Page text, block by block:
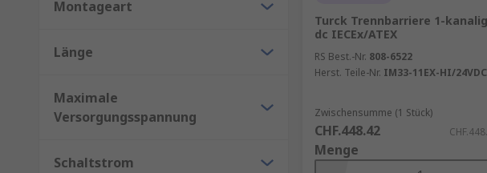
Montageart
Länge
Maximale
Versorgungsspannung
Schaltstrom
Turck Trennbarriere 1-
dc IECEx/ATEX
RS Best.-Nr. 808-6522
Herst. Teile-Nr. IM33-11EX-HI/24VDC
Zwischensumme (1 Stück)
CHF.448.42
Menge